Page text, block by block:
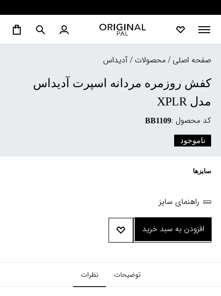
صفحه اصلی/محصولات /آدیداس
کفش روزمره مردانه اسپرت آدیداس
مدل XPLR
کد محصول :BB1109
ناموجود
سایزها
راهنمای سایز
افزودن به سبد خرید
توضیحات نظرات